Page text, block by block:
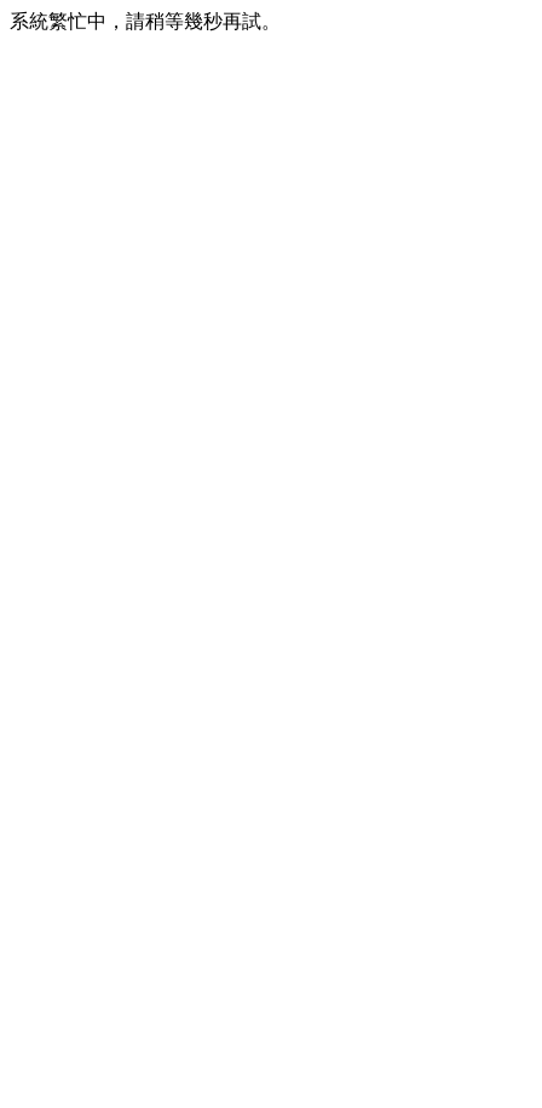
系統繁忙中，請稍等幾秒再試。